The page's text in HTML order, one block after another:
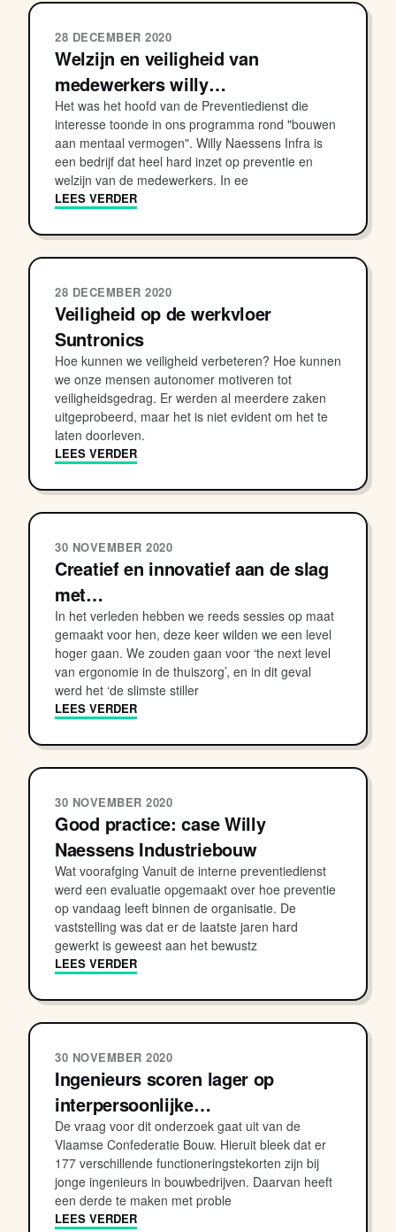
28 DECEMBER 2020
Welzijn en veiligheid van
medewerkers willy…
Het was het hoofd van de Preventiedienst die
interesse toonde in ons programma rond "bouwen
aan mentaal vermogen". Willy Naessens Infra is
een bedrijf dat heel hard inzet op preventie en
welzijn van de medewerkers. In ee
LEES VERDER
28 DECEMBER 2020
Veiligheid op de werkvloer
Suntronics
Hoe kunnen we veiligheid verbeteren? Hoe kunnen
we onze mensen autonomer motiveren tot
veiligheidsgedrag. Er werden al meerdere zaken
uitgeprobeerd, maar het is niet evident om het te
laten doorleven.
LEES VERDER
30 NOVEMBER 2020
Creatief en innovatief aan de slag
met…
In het verleden hebben we reeds sessies op maat
gemaakt voor hen, deze keer wilden we een level
hoger gaan. We zouden gaan voor ‘the next level
van ergonomie in de thuiszorg’, en in dit geval
werd het ‘de slimste stiller
LEES VERDER
30 NOVEMBER 2020
Good practice: case Willy
Naessens Industriebouw
Wat voorafging Vanuit de interne preventiedienst
werd een evaluatie opgemaakt over hoe preventie
op vandaag leeft binnen de organisatie. De
vaststelling was dat er de laatste jaren hard
gewerkt is geweest aan het bewustz
LEES VERDER
30 NOVEMBER 2020
Ingenieurs scoren lager op
interpersoonlijke…
De vraag voor dit onderzoek gaat uit van de
Vlaamse Confederatie Bouw. Hieruit bleek dat er
177 verschillende functioneringstekorten zijn bij
jonge ingenieurs in bouwbedrijven. Daarvan heeft
een derde te maken met proble
LEES VERDER